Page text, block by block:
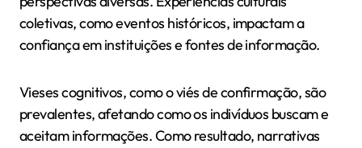
coletivas, como eventos históricos, impactam a
confiança em instituições e fontes de informação.
Vieses cognitivos, como o viés de confirmação, são
prevalentes, afetando como os indivíduos buscam e
aceitam informações. Como resultado, narrativas